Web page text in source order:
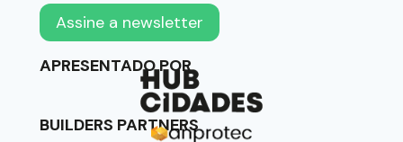
APRESENTADO POR
BUILDERS PARTNERS